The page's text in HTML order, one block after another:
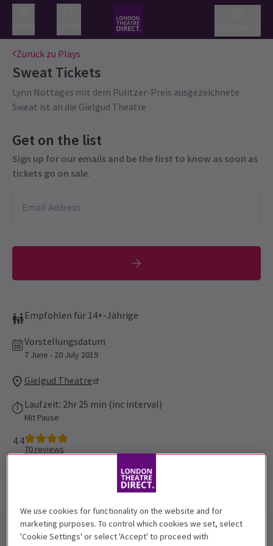
Zurück zu Plays
Sweat Tickets
Lynn Nottages mit dem Pulitzer-Preis ausgezeichnete
Sweat ist an die Gielgud Theatre
Get on the list
Sign up for our emails and be the first to know as soon as
tickets go on sale.
Empfohlen für 14+-Jährige
Vorstellungsdatum
7 June - 20 July 2019
Gielgud Theatre
Laufzeit: 2hr 25 min (inc interval)
Mit Pause
4.4
70 reviews
Fotos & Videos
Sweatist zuLondons Gielgud
We use cookies for functionality on the website and for
marketing purposes. To control which cookies we set, select
'Cookie Settings' or select 'Accept' to proceed with